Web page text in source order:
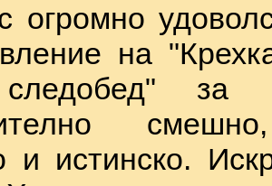
огромно
на
за
и истинско.